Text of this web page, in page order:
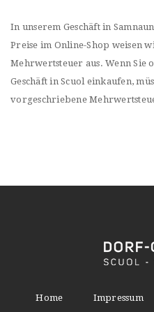
In unserem Geschäft in
Preise im Online-Shop weisen
Mehrwertsteuer aus. Wenn Sie
Geschäft in Scuol einkaufen,
vorgeschriebene
Home Impressum